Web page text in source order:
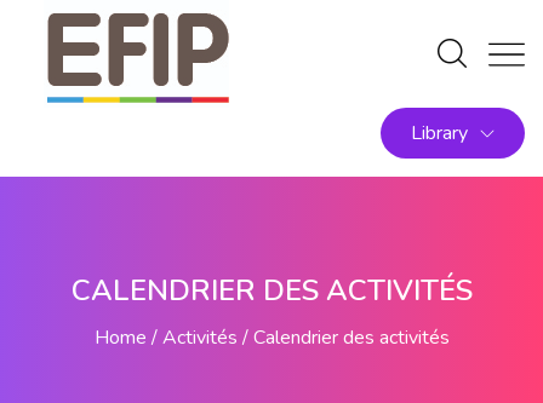
Library
CALENDRIER DES ACTIVITÉS
Home Activités Calendrier des activités